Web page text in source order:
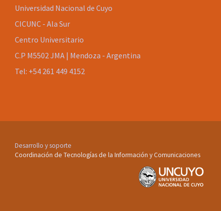
Universidad Nacional de Cuyo
CICUNC - Ala Sur
Centro Universitario
C.P M5502 JMA | Mendoza - Argentina
Tel: +54 261 449 4152
Desarrollo y soporte
Coordinación de Tecnologías de la Información y Comunicaciones